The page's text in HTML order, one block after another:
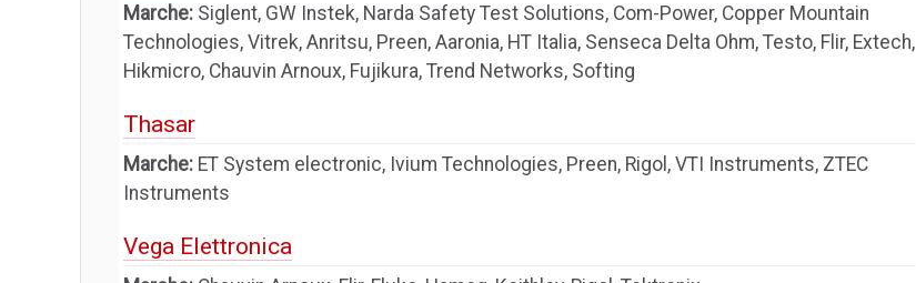
Marche: Siglent, GW Instek, Narda Safety Test Solutions, Com-Power, Copper Mountain
Technologies, Vitrek, Anritsu, Preen, Aaronia, HT Italia, Senseca Delta Ohm, Testo, Flir, Extech,
Hikmicro, Chauvin Arnoux, Fujikura, Trend Networks, Softing
Thasar
Marche: ET System electronic, Ivium Technologies, Preen, Rigol, VTI Instruments, ZTEC
Instruments
Vega Elettronica